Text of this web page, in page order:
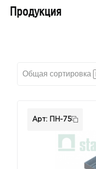
Продукция
Общая сортировка
Арт: ПН-75